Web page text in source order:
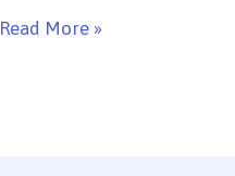
Read More »